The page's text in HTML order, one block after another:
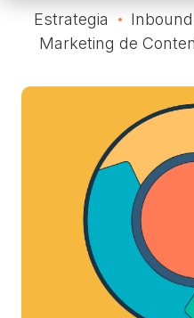
Estrategia
Marketing de